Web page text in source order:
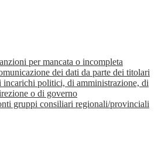
per mancata o incompleta
dei dati da parte dei titolari
incarichi politici, di amministrazione, di
o di governo
gruppi consiliari regionali/provinciali